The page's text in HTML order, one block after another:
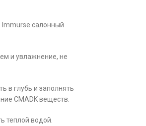
Immurse салонный
и увлажнение, не
в глубь и заполнять
CMADK веществ.
теплой водой.